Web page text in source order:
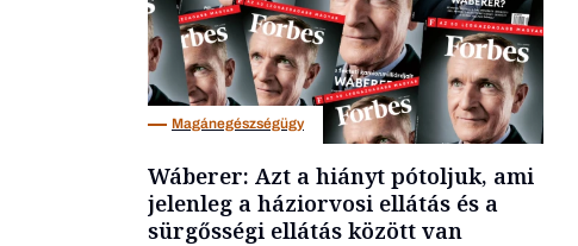
Magánegészségügy
Wáberer: Azt a hiányt pótoljuk, ami
jelenleg a háziorvosi ellátás és a
sürgősségi ellátás között van